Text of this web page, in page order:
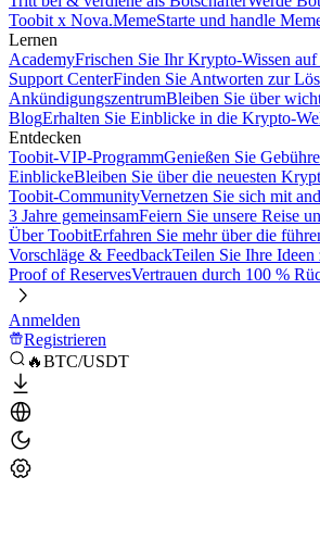
Toobit x Nova.MemeStarte und handle
Lernen
AcademyFrischen Sie Ihr Krypto-Wissen
Support CenterFinden Sie Antworten zur
AnkündigungszentrumBleiben Sie über
BlogErhalten Sie Einblicke in die Krypto-
Entdecken
Toobit-VIP-ProgrammGenießen Sie
EinblickeBleiben Sie über die neuesten
Toobit-CommunityVernetzen Sie sich mit
3 Jahre gemeinsamFeiern Sie unsere Reise
Über ToobitErfahren Sie mehr über die
Vorschläge & FeedbackTeilen Sie Ihre Ideen
Proof of ReservesVertrauen durch 100 %
Anmelden
Registrieren
🔥BTC/USDT